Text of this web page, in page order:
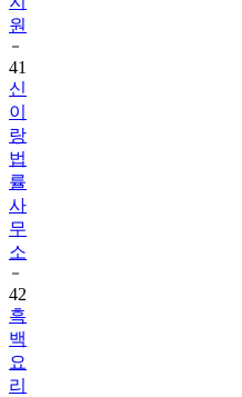
원
41
신
이
랑
법
률
사
무
소
42
흑
백
요
리